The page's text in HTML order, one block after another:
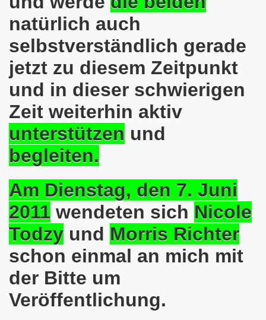
natürlich auch
selbstverständlich gerade
jetzt zu diesem Zeitpunkt
und in dieser schwierigen
Zeit weiterhin aktiv
unterstützen und
begleiten.
Am Dienstag, den 7. Juni
2011 wendeten sich Nicole
Todzy und Morris Richter
schon einmal an mich mit
der Bitte um
Veröffentlichung.
in Gelsenkirchen und es ist zeitgleich am
Bewegung hier bei uns in der Gelsenkirchener
Gelsenkirchener(innen) spenden 523,20 Euro
Montagsdemo-Bewegung am 12.05.2025 am Platz der
Montagsdemo-Bewegung am 14.04.2025 auf dem
Bewegung am 10.03.2025 am Platz der
Bewegung Gelsenkirchen am 13.01.2025 am Platz
Bewegung am 11.11.2024: Solidarität mit dem
solidarisiert sich am 14.10.2024 mit dem Volk
Volk und mit dem libanesischen Volk!
Eisenach: Zeichen gegen Sozialkahlschlag und